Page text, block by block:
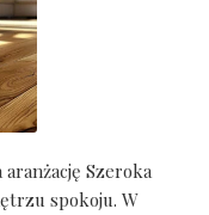
aranżację Szeroka
spokoju. W